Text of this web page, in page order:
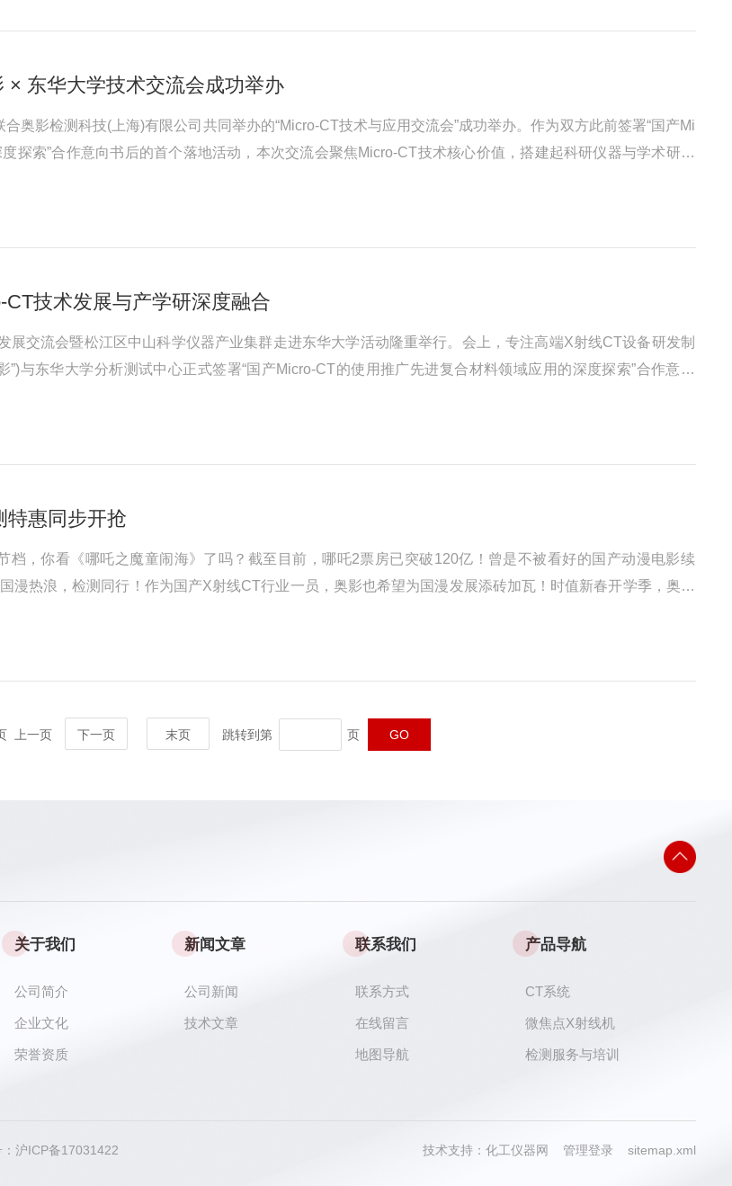
× 东华大学技术交流会成功举办
奥影检测科技(上海)有限公司共同举办的“Micro-CT技术与应用交流会”成功举办。作为双方此前签署“国产Mi
探索”合作意向书后的首个落地活动，本次交流会聚焦Micro-CT技术核心价值，搭建起科研仪器与学术研究
技术发展与产学研深度融合
展交流会暨松江区中山科学仪器产业集群走进东华大学活动隆重举行。会上，专注高端X射线CT设备研发制
与东华大学分析测试中心正式签署“国产Micro-CT的使用推广先进复合材料领域应用的深度探索”合作意向
特惠同步开抢
档，你看《哪吒之魔童闹海》了吗？截至目前，哪吒2票房已突破120亿！曾是不被看好的国产动漫电影续
漫热浪，检测同行！作为国产X射线CT行业一员，奥影也希望为国漫发展添砖加瓦！时值新春开学季，奥影
影红...
上一页 下一页 末页 跳转到第 页
关于我们
公司简介
企业文化
荣誉资质
新闻文章
公司新闻
技术文章
联系我们
联系方式
在线留言
地图导航
产品导航
CT系统
微焦点X射线机
检测服务与培训
：沪ICP备17031422
技术支持： 化工仪器网 管理登录 sitemap.xml